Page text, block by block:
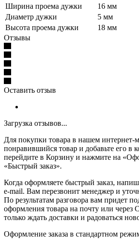
Ширина проема дужки
16 мм
Диаметр дужки
5 мм
Высота проема дужки
18 мм
Отзывы
Оставить отзыв
Загрузка отзывов...
Для покупки товара в нашем интернет-
понравившийся товар и добавьте его в
перейдите в Корзину и нажмите на
«Быстрый заказ».
Когда оформляете быстрый заказ,
e-mail. Вам перезвонит менеджер и
По результатам разговора вам придет
оформления товара на почту или через
только ждать доставки и радоваться
Оформление заказа в стандартном